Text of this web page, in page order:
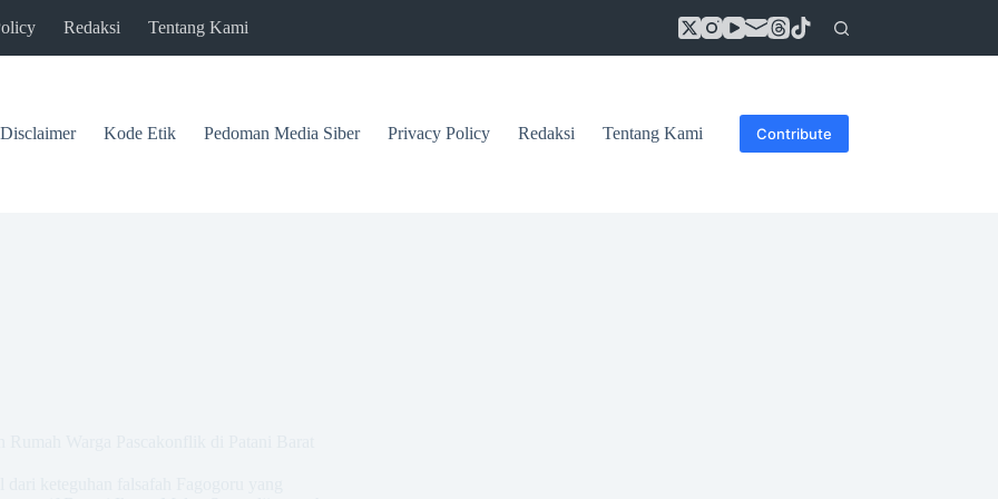
Redaksi Tentang Kami
Disclaimer Kode Etik Pedoman Media Siber Privacy Policy Redaksi Tentang Kami Contribute